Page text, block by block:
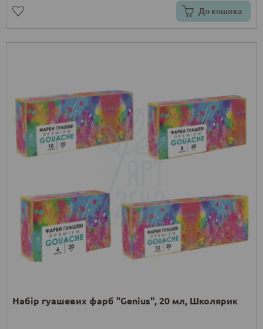
До кошика
Набір гуашевих фарб "Genius", 20 мл, Школярик